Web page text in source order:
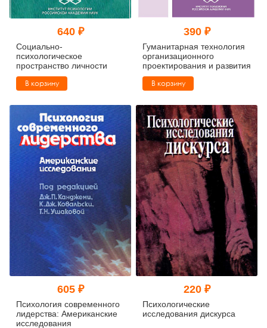
640 ₽
Социально-
психологическое
пространство личности
В корзину
390 ₽
Гуманитарная технология
организационного
проектирования и развития
В корзину
605 ₽
Психология современного
лидерства: Американские
исследования
220 ₽
Психологические
исследования дискурса